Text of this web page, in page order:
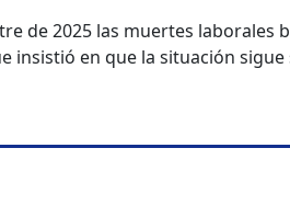
de 2025 las muertes laborales
insistió en que la situación sigue